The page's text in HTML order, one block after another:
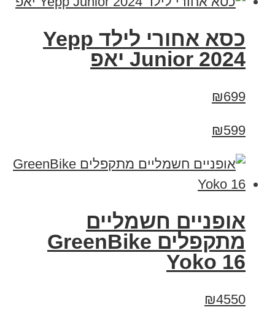
כסא אחורי לילד Yepp
Junior 2024 יאפ
₪699
₪599
‏אופניים חשמליים
‏מתקפלים GreenBike
Yoko 16
₪4550